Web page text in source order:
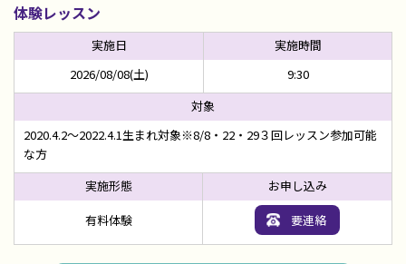
体験レッスン
2026/08/08(土) 9:30
2020.4.2～2022.4.1生まれ対象※8/8・22・29３回レッスン参加可能
な方
有料体験 要連絡